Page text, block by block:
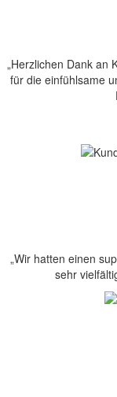
„Herzlichen Dank an
für die einfühlsame
„Wir hatten einen
sehr